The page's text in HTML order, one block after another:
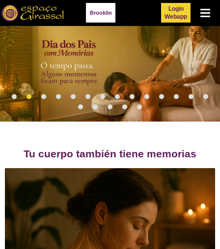
Login
WebappMenu
Brooklin
Tu cuerpo también tiene memorias